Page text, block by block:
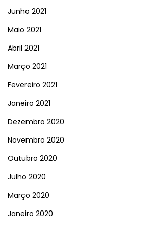
Junho 2021
Maio 2021
Abril 2021
Março 2021
Fevereiro 2021
Janeiro 2021
Dezembro 2020
Novembro 2020
Outubro 2020
Julho 2020
Março 2020
Janeiro 2020